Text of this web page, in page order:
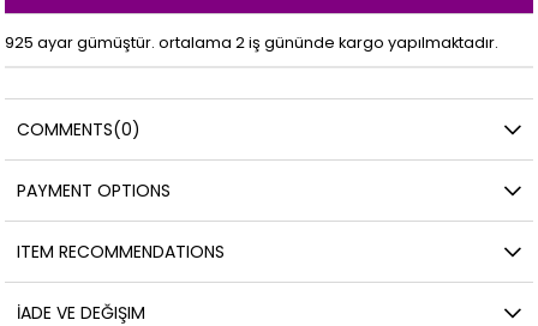
925 ayar gümüştür. ortalama 2 iş gününde kargo yapılmaktadır.
COMMENTS(0)
PAYMENT OPTIONS
ITEM RECOMMENDATIONS
İADE VE DEĞIŞIM